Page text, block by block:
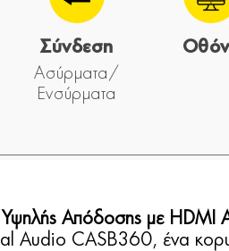
Σύνδεση
Ασύρματα/
Ενσύρματα
Απόδοσης με HDMI
Audio CASB360, ένα